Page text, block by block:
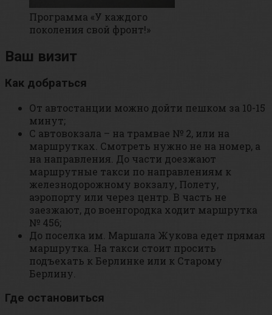
Программа «У каждого
поколения свой фронт!»
Ваш визит
Как добраться
От автостанции можно дойти пешком за 10-15
минут;
С автовокзала – на трамвае № 2, или на
маршрутках. Смотреть нужно не на номер, а
на направления. До части доезжают
маршрутные такси по направлениям к
железнодорожному вокзалу, Полету,
аэропорту или через центр. В часть не
заезжают, до военгородка ходит маршрутка
№ 456;
До поселка им. Маршала Жукова едет прямая
маршрутка. На такси стоит просить
подъехать к Берлинке или к Старому
Берлину.
Где остановиться